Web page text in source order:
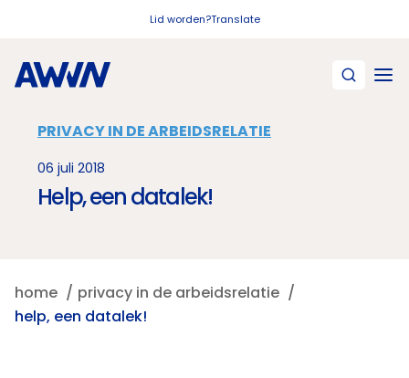
Lid worden?Translate
PRIVACY IN DE ARBEIDSRELATIE
06 juli 2018
Help, een datalek!
home
privacy in de arbeidsrelatie
help, een datalek!